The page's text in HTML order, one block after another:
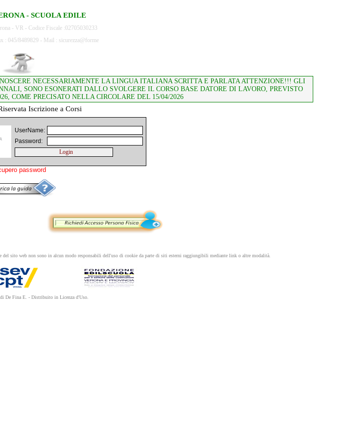
- SCUOLA EDILE
- VR - Codice Fiscale :02705030233
: 045/8489829 - Mail : sicurezza@forme
NECESSARIAMENTE LA LINGUA ITALIANA SCRITTA E PARLATA ATTENZIONE!!! GLI
SONO ESONERATI DALLO SVOLGERE IL CORSO BASE DATORE DI LAVORO, PREVISTO
COME PRECISATO NELLA CIRCOLARE DEL 15/04/2026
Iscrizione a Corsi
UserName:
Password:
password
sito web non sono in alcun modo responsabili dell'uso di cookie da parte di siti esterni raggiungibili mediante link o altre modalità.
De Fina E. - Distribuito in Licenza d'Uso.